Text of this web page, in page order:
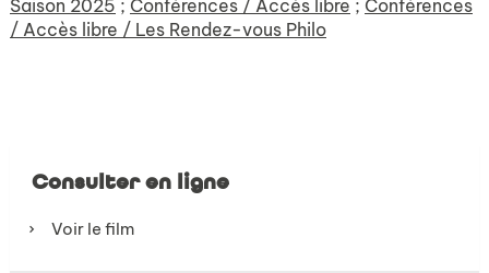
Saison 2025 ; Conférences / Accès libre ; Conférences
/ Accès libre / Les Rendez-vous Philo
Consulter en ligne
Voir le film